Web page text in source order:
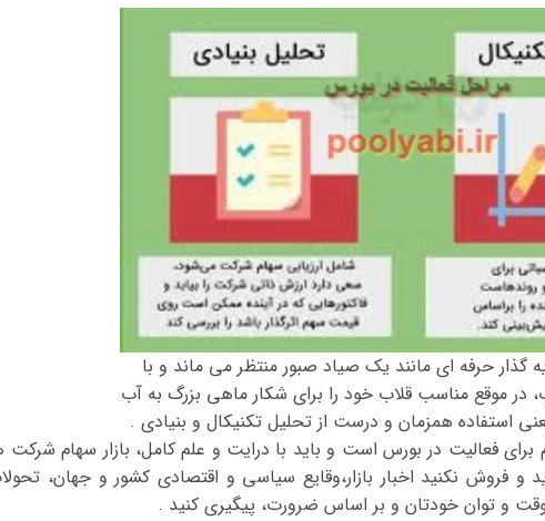
گذار حرفه ای مانند یک صیاد صبور منتظر می ماند و با
در موقع مناسب قلاب خود را برای شکار ماهی بزرگ به آب
استفاده همزمان و درست از تحلیل تکنیکال و بنیادی .
فعالیت در بورس است و باید با درایت و علم کامل، بازار سهام شرکت
و فروش نکنید اخبار بازار،وقایع سیاسی و اقتصادی کشور و جهان،
و توان خودتان و بر اساس ضرورت، پیگیری کنید .